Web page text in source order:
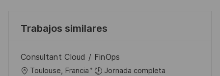
Trabajos similares
Consultant Cloud / FinOps
U Toulouse, Francia
Jornada completa